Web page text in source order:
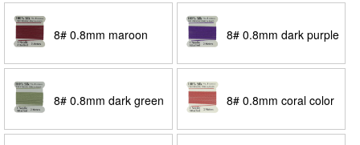
green
8# 0.8mm maroon 8# 0.8mm dark purple
8# 0.8mm dark green 8# 0.8mm coral color